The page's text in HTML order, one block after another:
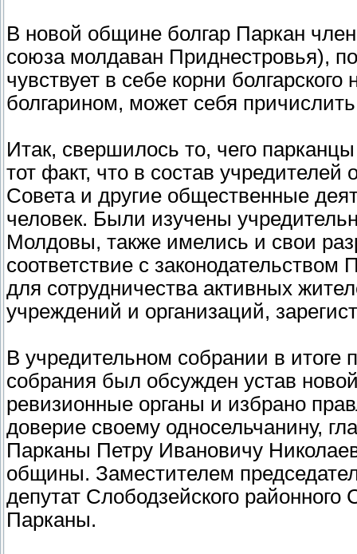
В новой общине болгар Паркан
союза молдаван Приднестровья),
чувствует в себе корни
болгарином, может себя
Итак, свершилось то, чего
тот факт, что в состав
Совета и другие общественные
человек. Были изучены
Молдовы, также имелись и свои
соответствие с
для сотрудничества активных
учреждений и организаций,
В учредительном собрании в итоге
собрания был обсужден устав
ревизионные органы и избрано
доверие своему односельчанину,
Парканы Петру Ивановичу
общины. Заместителем
депутат Слободзейского
Парканы.